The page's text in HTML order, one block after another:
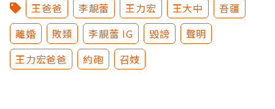
王爸爸 李靚蕾 王力宏 王大中
吾疆
離婚
敗類 李靚蕾 IG 毀謗
聲明
王力宏爸爸
約砲 召妓